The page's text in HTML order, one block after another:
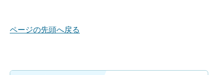
ページの先頭へ戻る